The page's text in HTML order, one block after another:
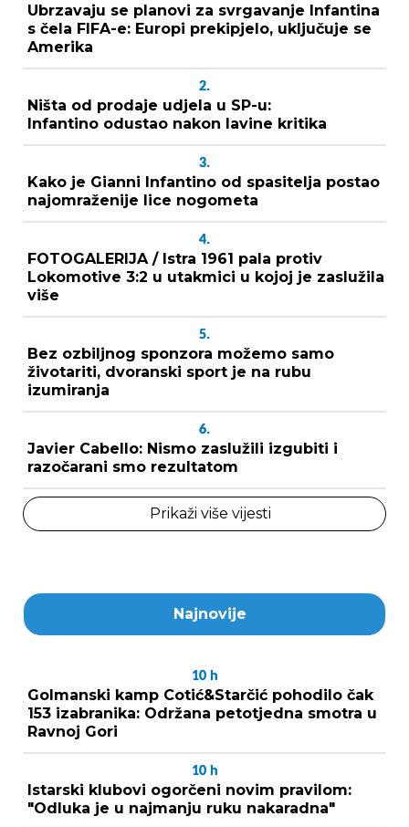
Ubrzavaju se planovi za svrgavanje Infantina
s čela FIFA-e: Europi prekipjelo, uključuje se
Amerika
2.
Ništa od prodaje udjela u SP-u:
Infantino odustao nakon lavine kritika
3.
Kako je Gianni Infantino od spasitelja postao
najomraženije lice nogometa
4.
FOTOGALERIJA / Istra 1961 pala protiv
Lokomotive 3:2 u utakmici u kojoj je zaslužila
više
5.
Bez ozbiljnog sponzora možemo samo
životariti, dvoranski sport je na rubu
izumiranja
6.
Javier Cabello: Nismo zaslužili izgubiti i
razočarani smo rezultatom
Prikaži više vijesti
Najnovije
10 h
Golmanski kamp Cotić&Starčić pohodilo čak
153 izabranika: Održana petotjedna smotra u
Ravnoj Gori
10 h
Istarski klubovi ogorčeni novim pravilom:
"Odluka je u najmanju ruku nakaradna"